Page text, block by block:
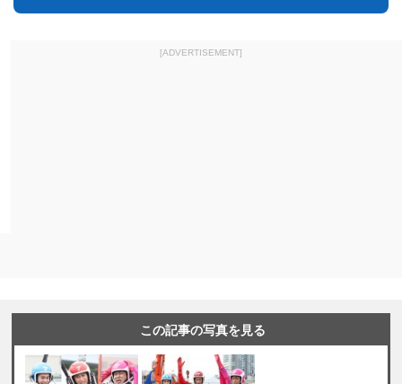
[ADVERTISEMENT]
この記事の写真を見る